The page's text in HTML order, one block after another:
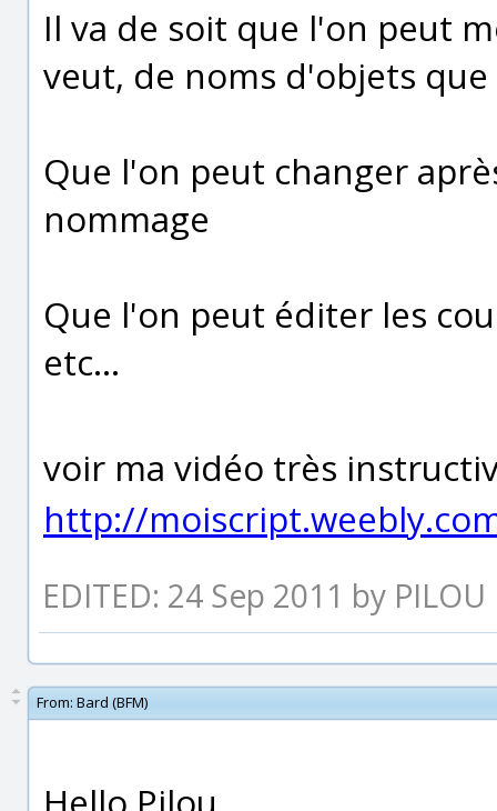
Il va de soit que l'on peut
veut, de noms d'objets
Que l'on peut changer
nommage
Que l'on peut éditer les
etc...
voir ma vidéo très
http://
EDITED: 24 Sep 2011 by PILOU
From: Bard (BFM)